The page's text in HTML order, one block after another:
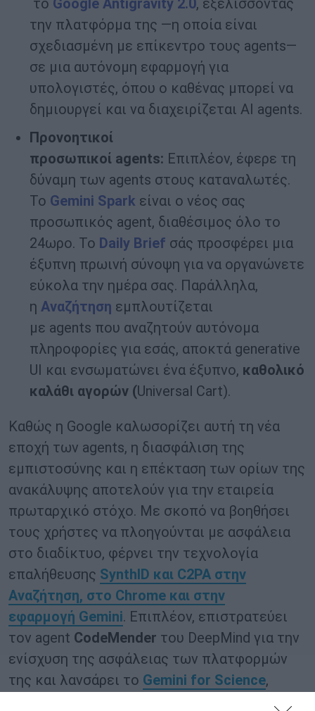
το Google Antigravity 2.0, εξελίσσοντας
την πλατφόρμα της —η οποία είναι
σχεδιασμένη με επίκεντρο τους agents—
σε μια αυτόνομη εφαρμογή για
υπολογιστές, όπου ο καθένας μπορεί να
δημιουργεί και να διαχειρίζεται AI agents.
Προνοητικοί
προσωπικοί agents: Επιπλέον, έφερε τη
δύναμη των agents στους καταναλωτές.
Το Gemini Spark είναι ο νέος σας
προσωπικός agent, διαθέσιμος όλο το
24ωρο. Το Daily Brief σάς προσφέρει μια
έξυπνη πρωινή σύνοψη για να οργανώνετε
εύκολα την ημέρα σας. Παράλληλα,
η Αναζήτηση εμπλουτίζεται
με agents που αναζητούν αυτόνομα
πληροφορίες για εσάς, αποκτά generative
UI και ενσωματώνει ένα έξυπνο, καθολικό
καλάθι αγορών (Universal Cart).
Καθώς η Google καλωσορίζει αυτή τη νέα
εποχή των agents, η διασφάλιση της
εμπιστοσύνης και η επέκταση των ορίων της
ανακάλυψης αποτελούν για την εταιρεία
πρωταρχικό στόχο. Με σκοπό να βοηθήσει
τους χρήστες να πλοηγούνται με ασφάλεια
στο διαδίκτυο, φέρνει την τεχνολογία
επαλήθευσης SynthID και C2PA στην
Αναζήτηση, στο Chrome και στην
εφαρμογή Gemini. Επιπλέον, επιστρατεύει
τον agent CodeMender του DeepMind για την
ενίσχυση της ασφάλειας των πλατφορμών
της και λανσάρει το Gemini for Science,